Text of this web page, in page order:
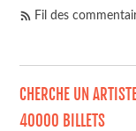
Fil des
CHERCHE UN
40000 BILLETS